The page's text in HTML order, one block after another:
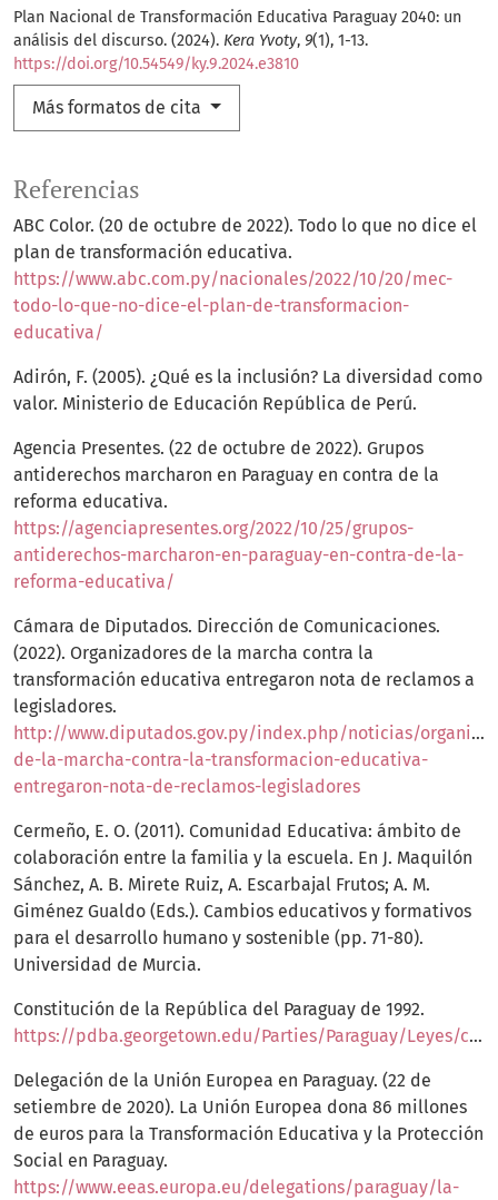
Plan Nacional de Transformación Educativa Paraguay 2040: un
análisis del discurso. (2024). Kera Yvoty, 9(1), 1-13.
https://doi.org/10.54549/ky.9.2024.e3810
Más formatos de cita
Referencias
ABC Color. (20 de octubre de 2022). Todo lo que no dice el
plan de transformación educativa.
https://www.abc.com.py/nacionales/2022/10/20/mec-
todo-lo-que-no-dice-el-plan-de-transformacion-
educativa/
Adirón, F. (2005). ¿Qué es la inclusión? La diversidad como
valor. Ministerio de Educación República de Perú.
Agencia Presentes. (22 de octubre de 2022). Grupos
antiderechos marcharon en Paraguay en contra de la
reforma educativa.
https://agenciapresentes.org/2022/10/25/grupos-
antiderechos-marcharon-en-paraguay-en-contra-de-la-
reforma-educativa/
Cámara de Diputados. Dirección de Comunicaciones.
(2022). Organizadores de la marcha contra la
transformación educativa entregaron nota de reclamos a
legisladores.
http://www.diputados.gov.py/index.php/noticias/
de-la-marcha-contra-la-transformacion-educativa-
entregaron-nota-de-reclamos-legisladores
Cermeño, E. O. (2011). Comunidad Educativa: ámbito de
colaboración entre la familia y la escuela. En J. Maquilón
Sánchez, A. B. Mirete Ruiz, A. Escarbajal Frutos; A. M.
Giménez Gualdo (Eds.). Cambios educativos y formativos
para el desarrollo humano y sostenible (pp. 71-80).
Universidad de Murcia.
Constitución de la República del Paraguay de 1992.
https://pdba.georgetown.edu/Parties/Paraguay/Leyes/constitucion.pdf
Delegación de la Unión Europea en Paraguay. (22 de
setiembre de 2020). La Unión Europea dona 86 millones
de euros para la Transformación Educativa y la Protección
Social en Paraguay.
https://www.eeas.europa.eu/delegations/paraguay/la-